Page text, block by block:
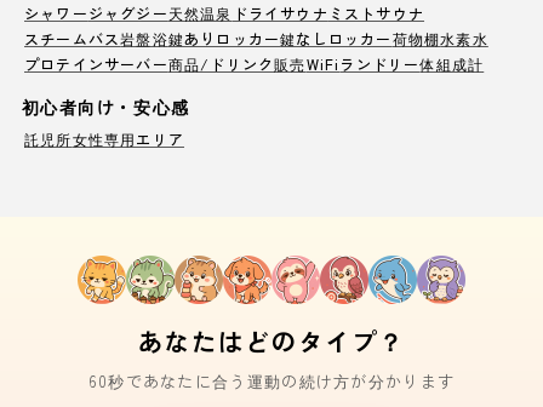
シャワージャグジー天然温泉 ドライサウナ ミストサウナ
スチームバス岩盤浴鍵ありロッカー鍵なしロッカー荷物棚水素水
プロテインサーバー商品/ドリンク販売WiFi ランドリー体組成計
初心者向け・安心感
託児所女性専用エリア
あなたはどのタイプ？
60秒であなたに合う運動の続け方が分かります